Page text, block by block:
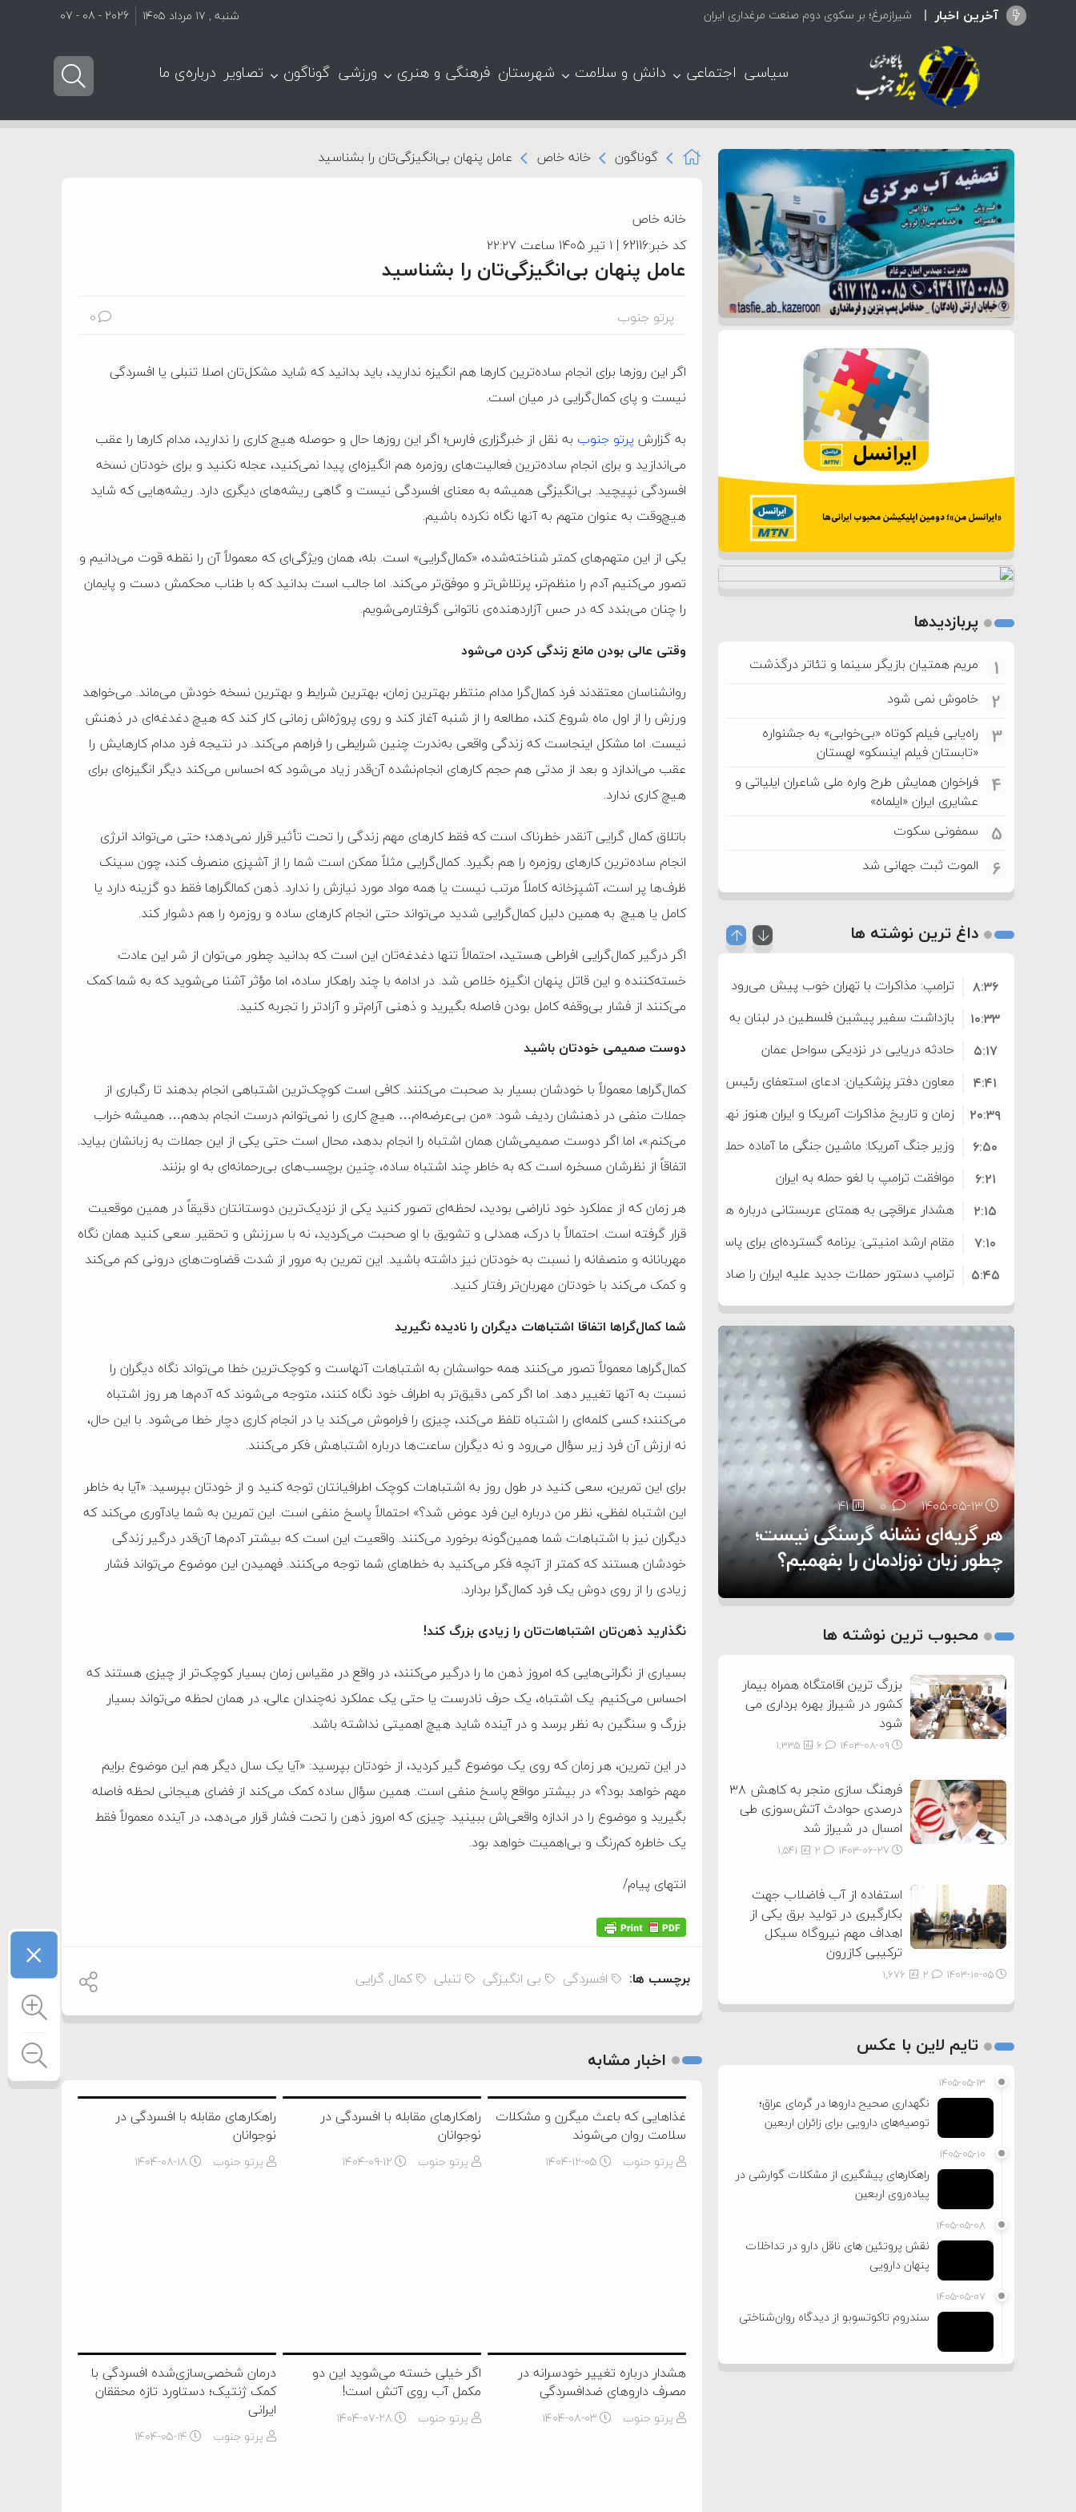
آخرین اخبار شیرازمرغ؛ بر سکوی دوم صنعت مرغداری ایران شنبه , ۱۷ مرداد ۱۴۰۵ 2026 - 08 - 07
سیاسی اجتماعی دانش و سلامت شهرستان فرهنگی و هنری ورزشی گوناگون تصاویر درباره‌ی ما
گوناگون خانه خاص عامل پنهان بی‌انگیزگی‌تان را بشناسید
خانه خاص
کد خبر:62116 | ۱ تیر ۱۴۰۵ ساعت ۲۲:۲۷
عامل پنهان بی‌انگیزگی‌تان را بشناسید
پرتو جنوب 0
اگر این روزها برای انجام ساده‌ترین کارها هم انگیزه ندارید، باید بدانید که شاید مشکل‌تان اصلا تنبلی یا افسردگی
نیست و پای کمال‌گرایی در میان است.
به گزارش پرتو جنوب به نقل از خبرگزاری فارس؛ اگر این روز‌ها حال و حوصله هیچ کاری را ندارید، مدام کار‌ها را عقب
می‌اندازید و برای انجام ساده‌ترین فعالیت‌های روزمره هم انگیزه‌ای پیدا نمی‌کنید، عجله نکنید و برای خودتان نسخه
افسردگی نپیچید. بی‌انگیزگی همیشه به معنای افسردگی نیست و گاهی ریشه‌های دیگری دارد. ریشه‌هایی که شاید
هیچ‌وقت به عنوان متهم به آنها نگاه نکرده باشیم.
یکی از این متهم‌های کمتر شناخته‌شده، «کمال‌گرایی» است. بله، همان ویژگی‌ای که معمولاً آن را نقطه قوت می‌دانیم و
تصور می‌کنیم آدم را منظم‌تر، پرتلاش‌تر و موفق‌تر می‌کند. اما جالب است بدانید که با طناب محکمش دست و پایمان
را چنان می‌بندد که در حس آزاردهنده‌ی ناتوانی گرفتارمی‌شویم.
وقتی عالی بودن مانع زندگی کردن می‌شود
روانشناسان معتقدند فرد کمال‌گرا مدام منتظر بهترین زمان، بهترین شرایط و بهترین نسخه خودش می‌ماند. می‌خواهد
ورزش را از اول ماه شروع کند، مطالعه را از شنبه آغاز کند و روی پروژه‌اش زمانی کار کند که هیچ دغدغه‌ای در ذهنش
نیست. اما مشکل اینجاست که زندگی واقعی به‌ندرت چنین شرایطی را فراهم می‌کند. در نتیجه فرد مدام کارهایش را
عقب می‌اندازد و بعد از مدتی هم حجم کار‌های انجام‌نشده آن‌قدر زیاد می‌شود که احساس می‌کند دیگر انگیزه‌ای برای
هیچ کاری ندارد.
باتلاق کمال گرایی آنقدر خطرناک است که فقط کار‌های مهم زندگی را تحت تأثیر قرار نمی‌دهد؛ حتی می‌تواند انرژی
انجام ساده‌ترین کار‌های روزمره را هم بگیرد. کمال‌گرایی مثلاً ممکن است شما را از آشپزی منصرف کند، چون سینک
ظرف‌ها پر است، آشپزخانه کاملاً مرتب نیست یا همه مواد مورد نیازش را ندارد. ذهن کمالگرا‌ها فقط دو گزینه دارد یا
کامل یا هیچ. به همین دلیل کمال‌گرایی شدید می‌تواند حتی انجام کار‌های ساده و روزمره را هم دشوار کند.
اگر درگیر کمال‌گرایی افراطی هستید، احتمالاً تنها دغدغه‌تان این است که بدانید چطور می‌توان از شر این عادت
خسته‌کننده و این قاتل پنهان انگیزه خلاص شد. در ادامه با چند راهکار ساده، اما مؤثر آشنا می‌شوید که به شما کمک
می‌کنند از فشار بی‌وقفه کامل بودن فاصله بگیرید و ذهنی آرام‌تر و آزادتر را تجربه کنید.
دوست صمیمی خودتان باشید
کمال‌گرا‌ها معمولاً با خودشان بسیار بد صحبت می‌کنند. کافی است کوچک‌ترین اشتباهی انجام بدهند تا رگباری از
جملات منفی در ذهنشان ردیف شود: «من بی‌عرضه‌ام… هیچ کاری را نمی‌توانم درست انجام بدهم… همیشه خراب
می‌کنم.»، اما اگر دوست صمیمی‌شان همان اشتباه را انجام بدهد، محال است حتی یکی از این جملات به زبانشان بیاید.
اتفاقاً از نظرشان مسخره است که به خاطر چند اشتباه ساده، چنین برچسب‌های بی‌رحمانه‌ای به او بزنند.
هر زمان که از عملکرد خود ناراضی بودید، لحظه‌ای تصور کنید یکی از نزدیک‌ترین دوستانتان دقیقاً در همین موقعیت
قرار گرفته است. احتمالاً با درک، همدلی و تشویق با او صحبت می‌کردید، نه با سرزنش و تحقیر. سعی کنید همان نگاه
مهربانانه و منصفانه را نسبت به خودتان نیز داشته باشید. این تمرین به مرور از شدت قضاوت‌های درونی کم می‌کند
و کمک می‌کند با خودتان مهربان‌تر رفتار کنید.
شما کمال‌گرا‌ها اتفاقا اشتباهات دیگران را نادیده نگیرید
کمال‌گرا‌ها معمولاً تصور می‌کنند همه حواسشان به اشتباهات آنهاست و کوچک‌ترین خطا می‌تواند نگاه دیگران را
نسبت به آنها تغییر دهد. اما اگر کمی دقیق‌تر به اطراف خود نگاه کنند، متوجه می‌شوند که آدم‌ها هر روز اشتباه
می‌کنند؛ کسی کلمه‌ای را اشتباه تلفظ می‌کند، چیزی را فراموش می‌کند یا در انجام کاری دچار خطا می‌شود. با این حال،
نه ارزش آن فرد زیر سؤال می‌رود و نه دیگران ساعت‌ها درباره اشتباهش فکر می‌کنند.
برای این تمرین، سعی کنید در طول روز به اشتباهات کوچک اطرافیانتان توجه کنید و از خودتان بپرسید: «آیا به خاطر
این اشتباه لفظی، نظر من درباره این فرد عوض شد؟» احتمالاً پاسخ منفی است. این تمرین به شما یادآوری می‌کند که
دیگران نیز با اشتباهات شما همین‌گونه برخورد می‌کنند. واقعیت این است که بیشتر آدم‌ها آن‌قدر درگیر زندگی
خودشان هستند که کمتر از آنچه فکر می‌کنید به خطا‌های شما توجه می‌کنند. فهمیدن این موضوع می‌تواند فشار
زیادی را از روی دوش یک فرد کمال‌گرا بردارد.
نگذارید ذهن‌تان اشتباهات‌تان را زیادی بزرگ کند!
بسیاری از نگرانی‌هایی که امروز ذهن ما را درگیر می‌کنند، در واقع در مقیاس زمان بسیار کوچک‌تر از چیزی هستند که
احساس می‌کنیم. یک اشتباه، یک حرف نادرست یا حتی یک عملکرد نه‌چندان عالی، در همان لحظه می‌تواند بسیار
بزرگ و سنگین به نظر برسد و در آینده شاید هیچ اهمیتی نداشته باشد.
در این تمرین، هر زمان که روی یک موضوع گیر کردید، از خودتان بپرسید: «آیا یک سال دیگر هم این موضوع برایم
مهم خواهد بود؟» در بیشتر مواقع پاسخ منفی است. همین سؤال ساده کمک می‌کند از فضای هیجانی لحظه فاصله
بگیرید و موضوع را در اندازه واقعی‌اش ببینید. چیزی که امروز ذهن را تحت فشار قرار می‌دهد، در آینده معمولاً فقط
یک خاطره کم‌رنگ و بی‌اهمیت خواهد بود.
انتهای پیام/
برچسب ها: افسردگی بی انگیزگی تنبلی کمال گرایی
اخبار مشابه
غذا‌هایی که باعث میگرن و مشکلات
سلامت روان می‌شوند
پرتو جنوب ۱۴۰۴-۱۲-۰۵
راهکارهای مقابله با افسردگی در
نوجوانان
پرتو جنوب ۱۴۰۴-۰۹-۱۲
راهکارهای مقابله با افسردگی در
نوجوانان
پرتو جنوب ۱۴۰۴-۰۸-۱۸
هشدار درباره تغییر خودسرانه در
مصرف داروهای ضدافسردگی
پرتو جنوب ۱۴۰۴-۰۸-۰۳
اگر خیلی خسته می‌شوید این دو
مکمل آب روی آتش است!
پرتو جنوب ۱۴۰۴-۰۷-۲۸
درمان شخصی‌سازی‌شده افسردگی با
کمک ژنتیک؛ دستاورد تازه محققان
ایرانی
پرتو جنوب ۱۴۰۴-۰۵-۱۴
پربازدیدها
1 مریم همتیان بازیگر سینما و تئاتر درگذشت
2 خاموش نمی شود
3
راه‌یابی فیلم کوتاه «بی‌خوابی» به جشنواره
«تابستان فیلم اینسکو» لهستان
4
فراخوان همایش طرح واره ملی شاعران ایلیاتی و
عشایری ایران «ایلماه»
5 سمفونی سکوت
6 الموت ثبت جهانی شد
داغ ترین نوشته ها
ترامپ: مذاکرات با تهران خوب پیش می‌رود
۸:۳۶
بازداشت سفیر پیشین فلسطین در لبنان به اتهام فساد و اختلاس اموال
۱۰:۳۳
حادثه دریایی در نزدیکی سواحل عمان
۵:۱۷
معاون دفتر پزشکیان: ادعای استعفای رئیس‌جمهور واهی و کذب محض
است
۴:۴۱
زمان و تاریخ مذاکرات آمریکا و ایران هنوز نهایی نشده است
۲۰:۳۹
وزیر جنگ آمریکا: ماشین جنگی ما آماده حمله نظامی علیه ایران است
۶:۵۰
موافقت ترامپ با لغو حمله به ایران
۶:۲۱
هشدار عراقچی به همتای عربستانی درباره همراهی با آمریکا
۲:۱۵
مقام ارشد امنیتی: برنامه گسترده‌ای برای پاسخ به دیوانگی آمریکا داریم
۷:۱۰
ترامپ دستور حملات جدید علیه ایران را صادر کرد
۵:۴۵
سپاه: دو نفتکش متخلف مورد اصابت قرار گرفته و متوقف شدند
۱۲:۵۹
ترامپ مدعی توافق تاریخی برای خلع سلاح کامل حماس شد
۸:۵۷
اعتراض عراقچی به همتای بلغارستانی به دلیل کمک به آمریکا در حملات به
ایران
۱۶:۱۹
کشورهایی که به متجاوزان کمک می کنند پاسخ سختی خواهند گرفت
۱۰:۱۵
سنتکام پایان تجاوز جدید به ایران را اعلام کرد
۶:۰۵
۱۴۰۵-۰۵-۱۳ 0
41
هر گریه‌ای نشانه گرسنگی نیست؛
چطور زبان نوزادمان را بفهمیم؟
۱۴۰۵-۰۵-۱۲ 0
29
تغذیه پدر می‌تواند بر سلامت نوزاد
تأثیر بگذارد
۱۴۰۵-۰۵-۱۲ 0
14
روی دیگر زندگی
2
محبوب ترین نوشته ها
بزرگ ترین اقامتگاه همراه بیمار
کشور در شیراز بهره برداری می
شود
۱۴۰۳-۰۸-۰۹ 1,335
فرهنگ سازی منجر به کاهش ۳۸
درصدی حوادث آتش‌سوزی طی
امسال در شیراز شد
۱۴۰۳-۰۶-۲۷ 1,541
استفاده از آب فاضلاب جهت
بکارگیری در تولید برق یکی از
اهداف مهم نیروگاه سیکل
ترکیبی کازرون
۱۴۰۳-۱۰-۰۵ 1,676
تایم لاین با عکس
۱۴۰۵-۰۵-۱۳
نگهداری صحیح داروها در گرمای عراق؛
توصیه‌های دارویی برای زائران اربعین
۱۴۰۵-۰۵-۱۰
راهکارهای پیشگیری از مشکلات گوارشی در
پیاده‌روی اربعین
۱۴۰۵-۰۵-۰۸
نقش پروتئین های ناقل دارو در تداخلات
پنهان دارویی
۱۴۰۵-۰۵-۰۷
سندروم تاکوتسوبو از دیدگاه روان‌شناختی
×